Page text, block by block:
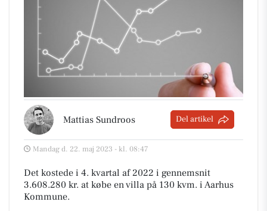
Mattias Sundroos Del artikel
Mandag d. 22. maj 2023 - kl. 08:47
Det kostede i 4. kvartal af 2022 i gennemsnit
3.608.280 kr. at købe en villa på 130 kvm. i Aarhus
Kommune.